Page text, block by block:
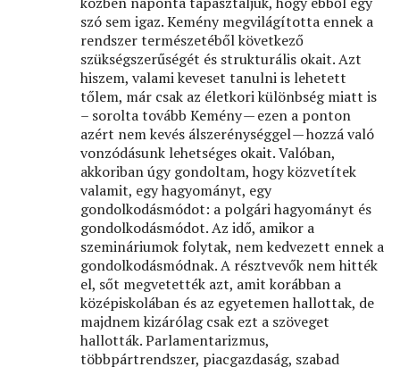
szó sem igaz. Kemény megvilágította ennek a
rendszer természetéből következő
szükségszerűségét és strukturális okait. Azt
hiszem, valami keveset tanulni is lehetett
tőlem, már csak az életkori különbség miatt is
– sorolta tovább Kemény — ezen a ponton
azért nem kevés álszerénységgel — hozzá való
vonzódásunk lehetséges okait. Valóban,
akkoriban úgy gondoltam, hogy közvetítek
valamit, egy hagyományt, egy
gondolkodásmódot: a polgári hagyományt és
gondolkodásmódot. Az idő, amikor a
szemináriumok folytak, nem kedvezett ennek a
gondolkodásmódnak. A résztvevők nem hitték
el, sőt megvetették azt, amit korábban a
középiskolában és az egyetemen hallottak, de
majdnem kizárólag csak ezt a szöveget
hallották. Parlamentarizmus,
többpártrendszer, piacgazdaság, szabad